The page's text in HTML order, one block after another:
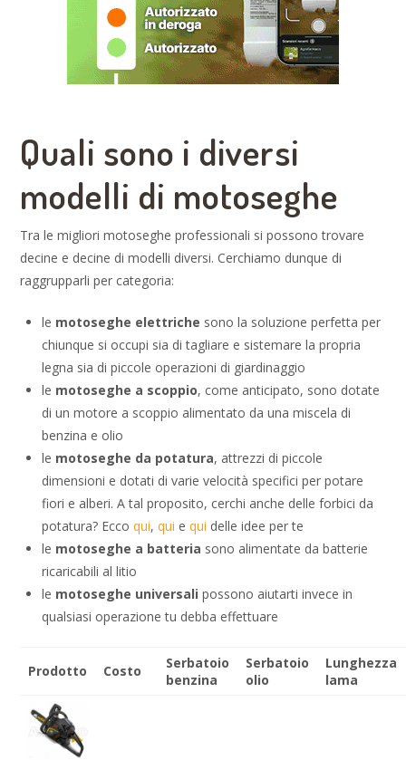
Quali sono i diversi
modelli di motoseghe
Tra le migliori motoseghe professionali si possono trovare
decine e decine di modelli diversi. Cerchiamo dunque di
raggrupparli per categoria:
le motoseghe elettriche sono la soluzione perfetta per
chiunque si occupi sia di tagliare e sistemare la propria
legna sia di piccole operazioni di giardinaggio
le motoseghe a scoppio, come anticipato, sono dotate
di un motore a scoppio alimentato da una miscela di
benzina e olio
le motoseghe da potatura, attrezzi di piccole
dimensioni e dotati di varie velocità specifici per potare
fiori e alberi. A tal proposito, cerchi anche delle forbici da
potatura? Ecco qui, qui e qui delle idee per te
le motoseghe a batteria sono alimentate da batterie
ricaricabili al litio
le motoseghe universali possono aiutarti invece in
qualsiasi operazione tu debba effettuare
Prodotto Costo
Serbatoio
benzina
Serbatoio
olio
Lunghezza
lama